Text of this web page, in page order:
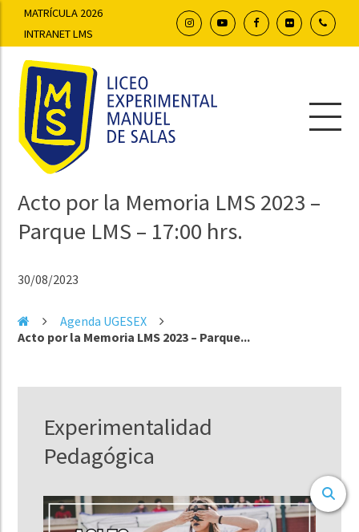
MATRÍCULA 2026
INTRANET LMS
Acto por la Memoria LMS 2023 –
Parque LMS – 17:00 hrs.
30/08/2023
Agenda UGESEX
Acto por la Memoria LMS 2023 – Parque...
Experimentalidad
Pedagógica